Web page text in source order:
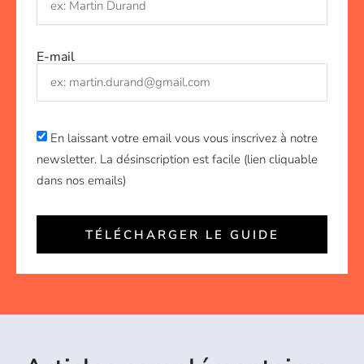
E-mail
En laissant votre email vous vous inscrivez à notre
newsletter. La désinscription est facile (lien cliquable
dans nos emails)
TÉLÉCHARGER LE GUIDE